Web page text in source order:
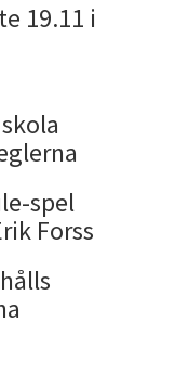
19.11 i
spel
Forss